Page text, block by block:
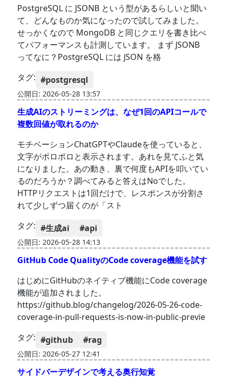
PostgreSQL に JSONB という型があるらしいと聞い
て、どんなものか気になったので試してみました。
せっかくなので MongoDB と同じクエリを書き比べ
てパフォーマンスも計測しています。 まず JSONB
ってなに？PostgreSQL には JSON を格
タグ: #postgresql
公開日: 2026-05-28 13:57
生成AIのストリーミングは、なぜ1回のAPIコールで
複数回値が取れるのか
モチベーションChatGPTやClaudeを使っていると、
文字がポロポロと表示されます。あれを見てふと気
になりました。あの動き、裏で何度もAPIを叩いてい
るのだろうか？調べてみると答えはNoでした。
HTTPリクエストは1回だけで、レスポンスが分割さ
れて少しずつ届くのが「スト
タグ: #生成ai #api
公開日: 2026-05-28 14:13
GitHub Code QualityのCode coverage機能を試す
はじめにGitHubのネイティブ機能にCode coverage
機能が追加されました。
https://github.blog/changelog/2026-05-26-code-
coverage-in-pull-requests-is-now-in-public-previe
タグ: #github #rag
公開日: 2026-05-27 12:41
サイドバーデザインで考える奥行知覚